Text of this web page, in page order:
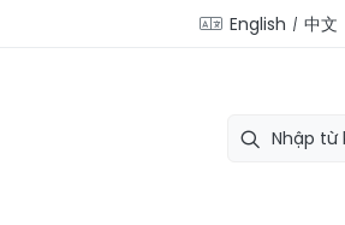
English 中文